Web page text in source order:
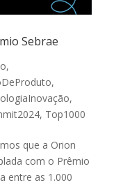
Sebrae
,
,
,
, Top1000
que a Orion
com o Prêmio
entre as 1.000